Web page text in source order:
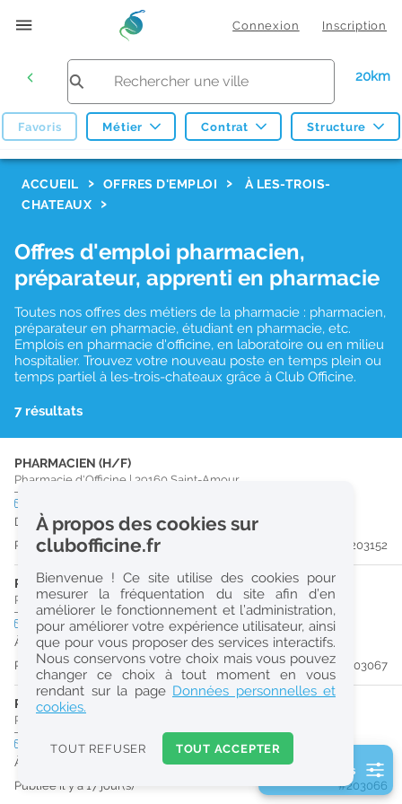
Connexion Inscription
20km
Favoris Métier Contrat Structure
Réinitialiser
2
0
k
Consulter les offres de la France d'outre-mer
ACCUEIL OFFRES D'EMPLOI
À LES-TROIS-
CHATEAUX
Offres d'emploi pharmacien,
préparateur, apprenti en pharmacie
Toutes nos offres des métiers de la pharmacie : pharmacien,
préparateur en pharmacie, étudiant en pharmacie, etc.
Emplois en pharmacie d'officine, en laboratoire ou en milieu
hospitalier. Trouvez votre nouveau poste en temps plein ou
temps partiel à les-trois-chateaux grâce à Club Officine.
7 résultats
PHARMACIEN (H/F)
Pharmacie d'Officine | 39160 Saint-Amour
Du 18/08/26 au 07/12/26
Publiée il y a 16 jour(s)
#203152
PRÉPARATEUR EN PHARMACIE (H/F)
Pharmacie d'Officine|01370Val-Revermont
CDI temps plein Pro
À partir du 31/08/26
Publiée il y a 17 jour(s)
#203067
PHARMACIEN (H/F)
Pharmacie d'Officine
CDItemps plein Pro
À partir du 31/08/26
Publiée il y a 17 jour(s)
#203066
2 filtre(s) actifs
À propos des cookies sur
clubofficine.fr
Bienvenue ! Ce site utilise des cookies pour
mesurer la fréquentation du site afin d’en
améliorer le fonctionnement et l’administration,
pour améliorer votre expérience utilisateur, ainsi
que pour vous proposer des services interactifs.
Nous conservons votre choix mais vous pouvez
changer ce choix à tout moment en vous
rendant sur la page Données personnelles et
cookies.
TOUT REFUSER TOUT ACCEPTER